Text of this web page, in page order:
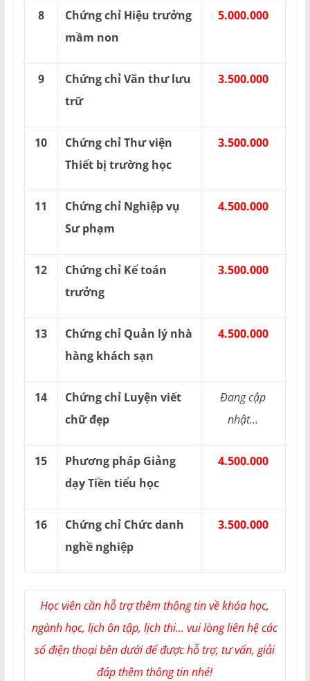
8
Chứng chỉ Hiệu trưởng
mầm non
5.000.000
9
Chứng chỉ Văn thư lưu
trữ
3.500.000
10
Chứng chỉ Thư viện
Thiết bị trường học
3.500.000
11
Chứng chỉ Nghiệp vụ
Sư phạm
4.500.000
12
Chứng chỉ Kế toán
trưởng
3.500.000
13
Chứng chỉ Quản lý nhà
hàng khách sạn
4.500.000
14
Chứng chỉ Luyện viết
chữ đẹp
Đang cập
nhật...
15
Phương pháp Giảng
dạy Tiền tiểu học
4.500.000
16
Chứng chỉ Chức danh
nghề nghiệp
3.500.000
Học viên cần hỗ trợ thêm thông tin về khóa học,
ngành học, lịch ôn tập, lịch thi... vui lòng liên hệ các
số điện thoại bên dưới để được hỗ trợ, tư vấn, giải
đáp thêm thông tin nhé!